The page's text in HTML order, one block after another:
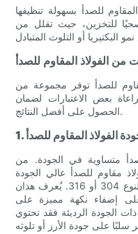
للصدأ بسهولة تنظيفها
صحيًا للتخزين، حيث تقلل من
من الفولاذ المقاوم للصدأ
للصدأ توفر مجموعة من
بعض الاعتبارات لضمان
الحصول على أفضل النتائج.
جودة الفولاذ المقاوم للصدأ
متساوية في الجودة. من
مقاوم للصدأ عالي الجودة
مخصص للأغذية، ويفضل أن يكون من النوع 304 أو 316. يُعرف هذان
على إضفاء نكهة مميزة على
ذات الجودة الرديئة فقد تحتوي